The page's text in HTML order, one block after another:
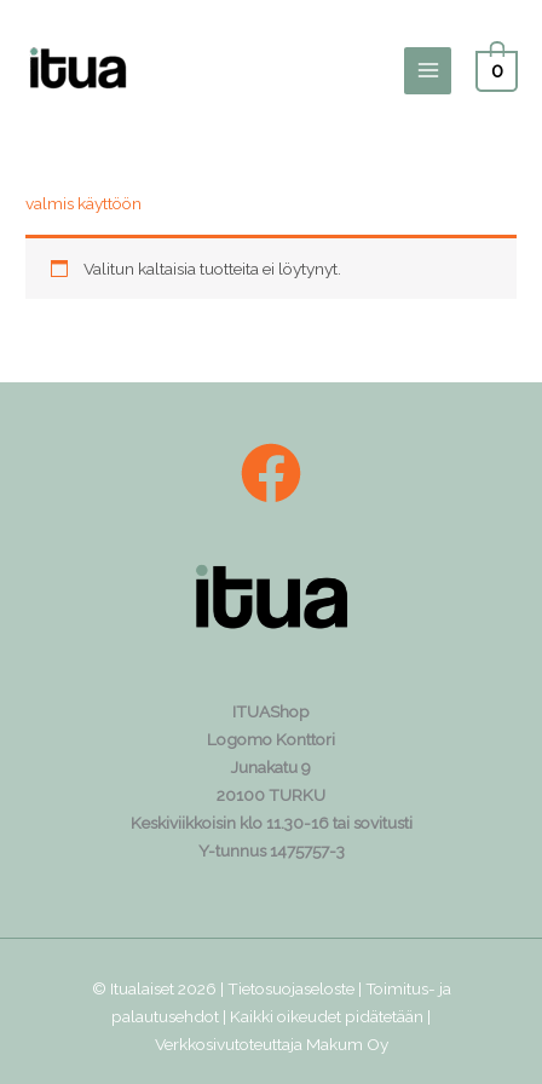
Main
0
valmis käyttöön
Valitun kaltaisia tuotteita ei löytynyt.
ITUAShop
Logomo Konttori
Junakatu 9
20100 TURKU
Keskiviikkoisin klo 11.30-16 tai sovitusti
Y-tunnus 1475757-3
© Itualaiset 2026 | Tietosuojaseloste| Toimitus- ja
palautusehdot | Kaikki oikeudet pidätetään |
Verkkosivutoteuttaja Makum Oy